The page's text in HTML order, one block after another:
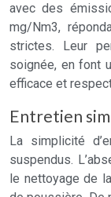
avec des
mg/Nm3,
strictes. Leur
soignée, en font
efficace et
Entretien
La simplicité
suspendus.
le nettoyage de